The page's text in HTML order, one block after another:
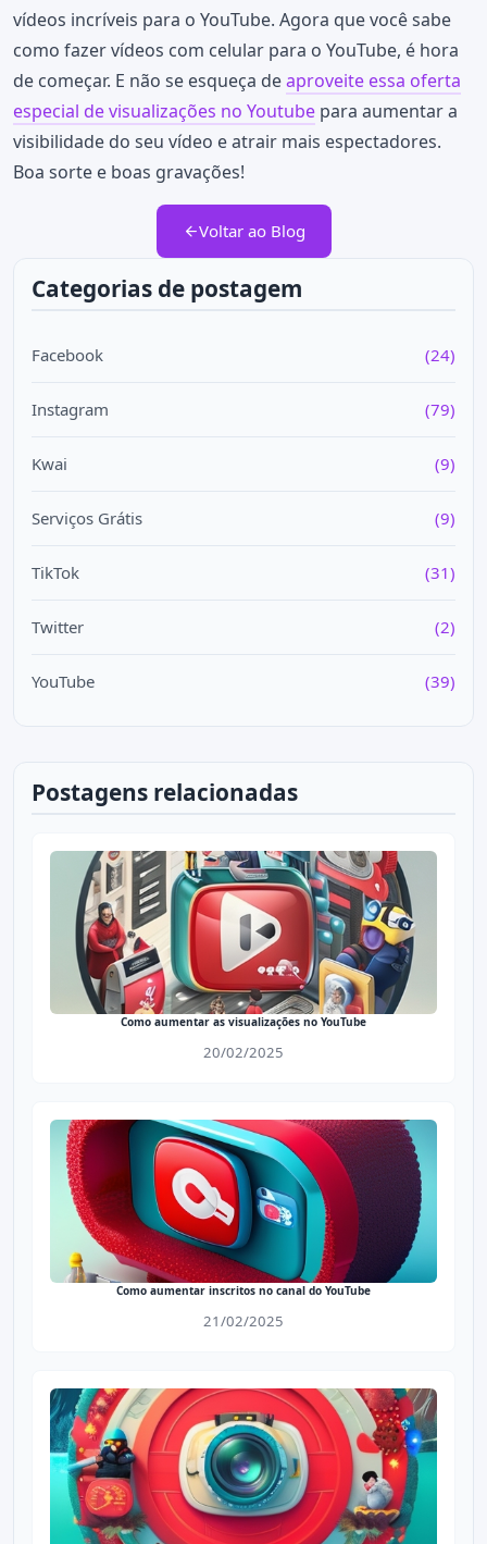
vídeos incríveis para o YouTube. Agora que você sabe
como fazer vídeos com celular para o YouTube, é hora
de começar. E não se esqueça deaproveite essa oferta
especial de visualizações no Youtube para aumentar a
visibilidade do seu vídeo e atrair mais espectadores.
Boa sorte e boas gravações!
Voltar ao Blog
Categorias de postagem
Facebook (24)
Instagram (79)
Kwai (9)
Serviços Grátis (9)
TikTok (31)
Twitter (2)
YouTube (39)
Postagens relacionadas
Como aumentar as visualizações no YouTube
20/02/2025
Como aumentar inscritos no canal do YouTube
21/02/2025